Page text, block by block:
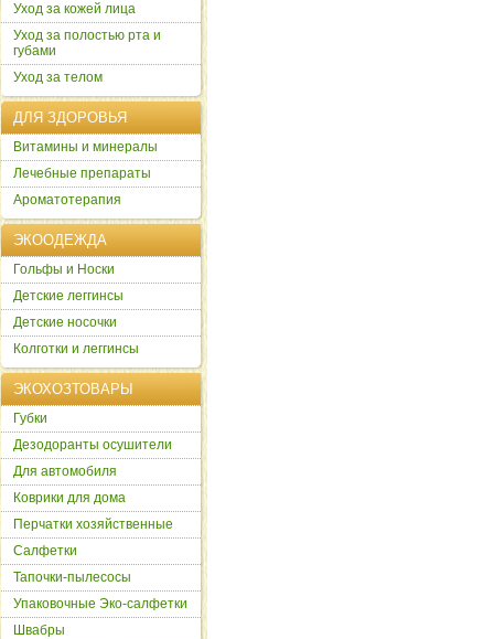
Уход за кожей лица
Уход за полостью рта и
губами
Уход за телом
ДЛЯ ЗДОРОВЬЯ
Витамины и минералы
Лечебные препараты
Ароматотерапия
ЭКООДЕЖДА
Гольфы и Носки
Детские леггинсы
Детские носочки
Колготки и леггинсы
ЭКОХОЗТОВАРЫ
Губки
Дезодоранты осушители
Для автомобиля
Коврики для дома
Перчатки хозяйственные
Салфетки
Тапочки-пылесосы
Упаковочные Эко-салфетки
Швабры